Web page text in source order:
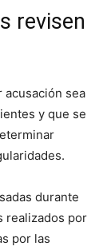
revisen
sea
y que se
durante
realizados por
por las